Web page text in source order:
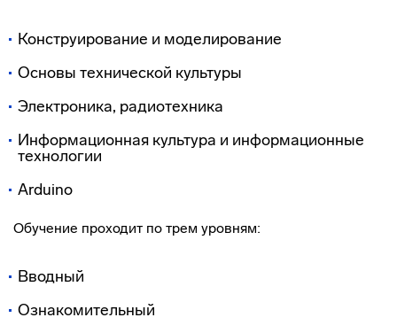
Конструирование и моделирование
Основы технической культуры
Электроника, радиотехника
Информационная культура и информационные
технологии
Arduino
Обучение проходит по трем уровням:
Вводный
Ознакомительный